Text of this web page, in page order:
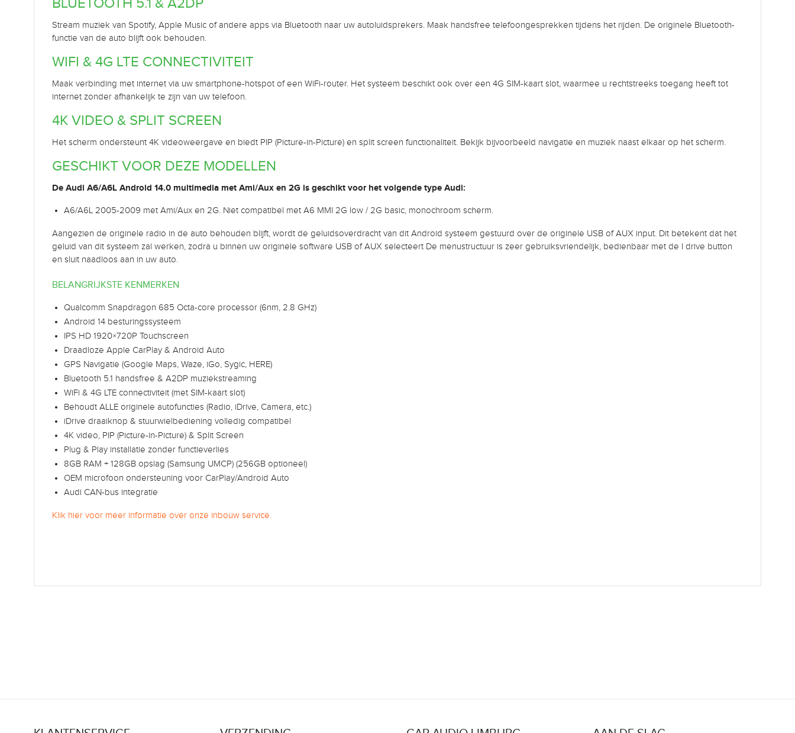
BLUETOOTH 5.1 & A2DP
Stream muziek van Spotify, Apple Music of andere apps via Bluetooth naar uw autoluidsprekers. Maak handsfree telefoongesprekken tijdens het rijden. De originele Bluetooth-
functie van de auto blijft ook behouden.
WIFI & 4G LTE CONNECTIVITEIT
Maak verbinding met internet via uw smartphone-hotspot of een WiFi-router. Het systeem beschikt ook over een 4G SIM-kaart slot, waarmee u rechtstreeks toegang heeft tot
internet zonder afhankelijk te zijn van uw telefoon.
4K VIDEO & SPLIT SCREEN
Het scherm ondersteunt 4K videoweergave en biedt PIP (Picture-in-Picture) en split screen functionaliteit. Bekijk bijvoorbeeld navigatie en muziek naast elkaar op het scherm.
GESCHIKT VOOR DEZE MODELLEN
De Audi A6/A6L Android 14.0 multimedia met Ami/Aux en 2G is geschikt voor het volgende type Audi:
A6/A6L 2005-2009 met Ami/Aux en 2G. Niet compatibel met A6 MMI 2G low / 2G basic, monochroom scherm.
Aangezien de originele radio in de auto behouden blijft, wordt de geluidsoverdracht van dit Android systeem gestuurd over de originele USB of AUX input. Dit betekent dat het
geluid van dit systeem zal werken, zodra u binnen uw originele software USB of AUX selecteert De menustructuur is zeer gebruiksvriendelijk, bedienbaar met de I drive button
en sluit naadloos aan in uw auto.
BELANGRIJKSTE KENMERKEN
Qualcomm Snapdragon 685 Octa-core processor (6nm, 2.8 GHz)
Android 14 besturingssysteem
IPS HD 1920×720P Touchscreen
Draadloze Apple CarPlay & Android Auto
GPS Navigatie (Google Maps, Waze, iGo, Sygic, HERE)
Bluetooth 5.1 handsfree & A2DP muziekstreaming
WiFi & 4G LTE connectiviteit (met SIM-kaart slot)
Behoudt ALLE originele autofuncties (Radio, iDrive, Camera, etc.)
iDrive draaiknop & stuurwielbediening volledig compatibel
4K video, PIP (Picture-in-Picture) & Split Screen
Plug & Play installatie zonder functieverlies
8GB RAM + 128GB opslag (Samsung UMCP) (256GB optioneel)
OEM microfoon ondersteuning voor CarPlay/Android Auto
Audi CAN-bus integratie
Klik hier voor meer informatie over onze inbouw service.